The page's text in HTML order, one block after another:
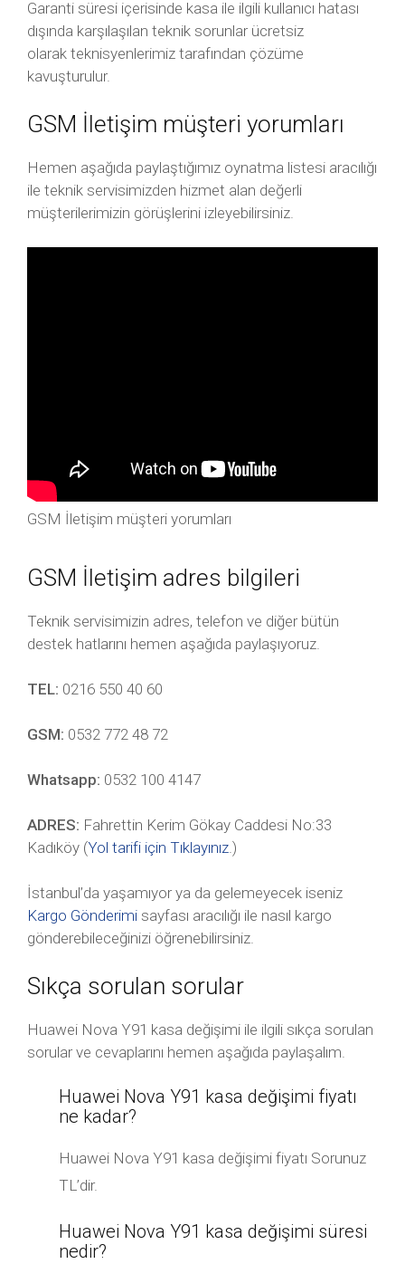
Garanti süresi içerisinde kasa ile ilgili kullanıcı hatası
dışında karşılaşılan teknik sorunlar ücretsiz
olarak teknisyenlerimiz tarafından çözüme
kavuşturulur.
GSM İletişim müşteri yorumları
Hemen aşağıda paylaştığımız oynatma listesi aracılığı
ile teknik servisimizden hizmet alan değerli
müşterilerimizin görüşlerini izleyebilirsiniz.
GSM İletişim müşteri yorumları
GSM İletişim adres bilgileri
Teknik servisimizin adres, telefon ve diğer bütün
destek hatlarını hemen aşağıda paylaşıyoruz.
TEL: 0216 550 40 60
GSM: 0532 772 48 72
Whatsapp: 0532 100 4147
ADRES: Fahrettin Kerim Gökay Caddesi No:33
Kadıköy (Yol tarifi için Tıklayınız.)
İstanbul’da yaşamıyor ya da gelemeyecek iseniz
Kargo Gönderimi sayfası aracılığı ile nasıl kargo
gönderebileceğinizi öğrenebilirsiniz.
Sıkça sorulan sorular
Huawei Nova Y91 kasa değişimi ile ilgili sıkça sorulan
sorular ve cevaplarını hemen aşağıda paylaşalım.
Huawei Nova Y91 kasa değişimi fiyatı
ne kadar?
Huawei Nova Y91 kasa değişimi fiyatı Sorunuz
TL’dir.
Huawei Nova Y91 kasa değişimi süresi
nedir?